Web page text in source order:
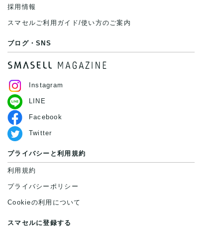
採用情報
スマセルご利用ガイド/使い方のご案内
ブログ・SNS
Instagram
LINE
Facebook
Twitter
プライバシーと利用規約
利用規約
プライバシーポリシー
Cookieの利用について
スマセルに登録する